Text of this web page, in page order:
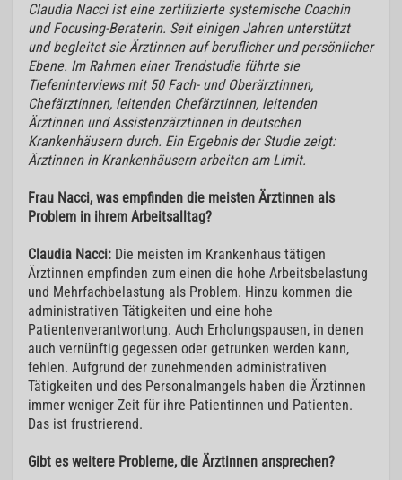
Claudia Nacci ist eine zertifizierte systemische Coachin
und Focusing-Beraterin. Seit einigen Jahren unterstützt
und begleitet sie Ärztinnen auf beruflicher und persönlicher
Ebene. Im Rahmen einer Trendstudie führte sie
Tiefeninterviews mit 50 Fach- und Oberärztinnen,
Chefärztinnen, leitenden Chefärztinnen, leitenden
Ärztinnen und Assistenzärztinnen in deutschen
Krankenhäusern durch. Ein Ergebnis der Studie zeigt:
Ärztinnen in Krankenhäusern arbeiten am Limit.
Frau Nacci, was empfinden die meisten Ärztinnen als
Problem in ihrem Arbeitsalltag?
Claudia Nacci: Die meisten im Krankenhaus tätigen
Ärztinnen empfinden zum einen die hohe Arbeitsbelastung
und Mehrfachbelastung als Problem. Hinzu kommen die
administrativen Tätigkeiten und eine hohe
Patientenverantwortung. Auch Erholungspausen, in denen
auch vernünftig gegessen oder getrunken werden kann,
fehlen. Aufgrund der zunehmenden administrativen
Tätigkeiten und des Personalmangels haben die Ärztinnen
immer weniger Zeit für ihre Patientinnen und Patienten.
Das ist frustrierend.
Gibt es weitere Probleme, die Ärztinnen ansprechen?